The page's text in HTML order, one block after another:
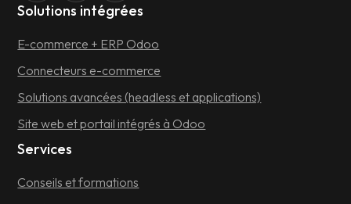
Solutions intégrées
E-commerce + ERP Odoo
Connecteurs e-commerce
Solutions avancées (headless et applications)
Site web et portail intégrés à Odoo
Services
Conseils et formations